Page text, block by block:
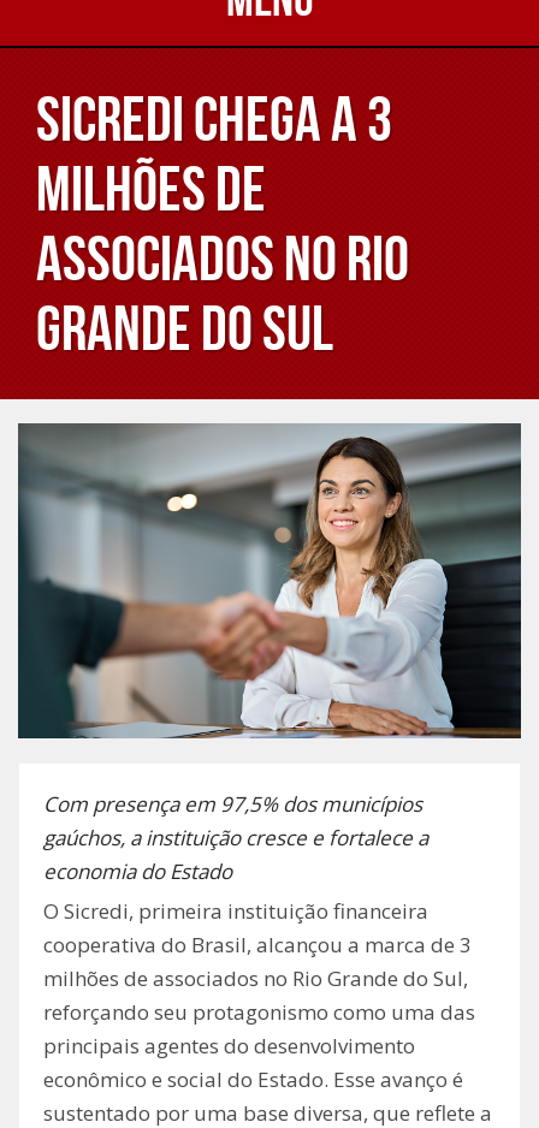
Sicredi chega a 3
milhões de
associados no Rio
Grande do Sul
Com presença em 97,5% dos municípios
gaúchos, a instituição cresce e fortalece a
economia do Estado
O Sicredi, primeira instituição financeira
cooperativa do Brasil, alcançou a marca de 3
milhões de associados no Rio Grande do Sul,
reforçando seu protagonismo como uma das
principais agentes do desenvolvimento
econômico e social do Estado. Esse avanço é
sustentado por uma base diversa, que reflete a